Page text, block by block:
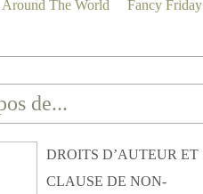
Around The World Fancy Friday
de...
DROITS D’AUTEUR ET
CLAUSE DE NON-